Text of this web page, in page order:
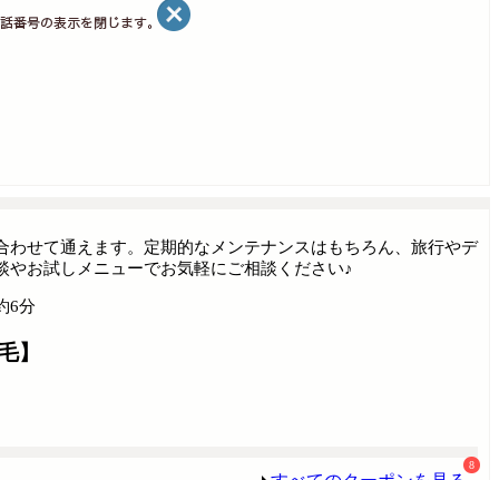
】
せて通えます。定期的なメンテナンスはもちろん、旅行やデ
お試しメニューでお気軽にご相談ください♪
6分
8